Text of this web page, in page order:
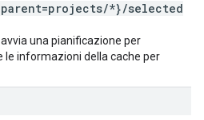
/*}/selected
una pianificazione per
informazioni della cache per